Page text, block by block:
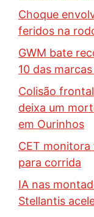
Choque
feridos na
GWM bate
10 das
Colisão
deixa um
em Ourinhos
CET
para corrida
IA nas
Stellantis